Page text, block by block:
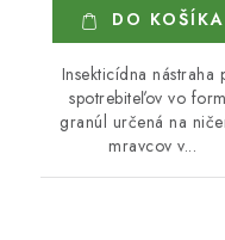
DO KOŠÍKA
Insekticídna nástraha
spotrebiteľov vo
granúl určená na
mravcov v...